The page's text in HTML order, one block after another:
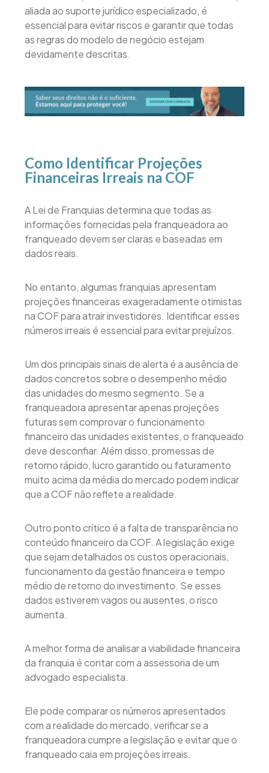
aliada ao suporte jurídico especializado, é
essencial para evitar riscos e garantir que todas
as regras do modelo de negócio estejam
devidamente descritas.
Como Identificar Projeções
Financeiras Irreais na COF
A Lei de Franquias determina que todas as
informações fornecidas pela franqueadora ao
franqueado devem ser claras e baseadas em
dados reais.
No entanto, algumas franquias apresentam
projeções financeiras exageradamente otimistas
na COF para atrair investidores. Identificar esses
números irreais é essencial para evitar prejuízos.
Um dos principais sinais de alerta é a ausência de
dados concretos sobre o desempenho médio
das unidades do mesmo segmento. Se a
franqueadora apresentar apenas projeções
futuras sem comprovar o funcionamento
financeiro das unidades existentes, o franqueado
deve desconfiar. Além disso, promessas de
retorno rápido, lucro garantido ou faturamento
muito acima da média do mercado podem indicar
que a COF não reflete a realidade.
Outro ponto crítico é a falta de transparência no
conteúdo financeiro da COF. A legislação exige
que sejam detalhados os custos operacionais,
funcionamento da gestão financeira e tempo
médio de retorno do investimento. Se esses
dados estiverem vagos ou ausentes, o risco
aumenta.
A melhor forma de analisar a viabilidade financeira
da franquia é contar com a assessoria de um
advogado especialista.
Ele pode comparar os números apresentados
com a realidade do mercado, verificar se a
franqueadora cumpre a legislação e evitar que o
franqueado caia em projeções irreais.